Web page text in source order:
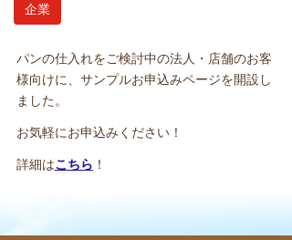
企業
パンの仕入れをご検討中の法人・店舗のお客
様向けに、サンプルお申込みページを開設し
ました。
お気軽にお申込みください！
詳細はこちら ！